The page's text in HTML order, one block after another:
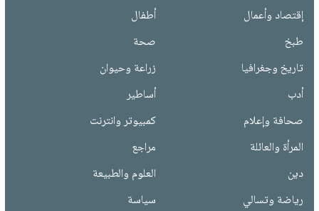
إقتصاد وأعمال
أطفال
طبخ
صحة
تاريخ وجغرافيا
زراعة وحيوان
أدب
أساطير
صحافة وإعلام
كمبيوتر وانترنت
المرأة والعائلة
مراجع
دين
العلوم والطبيعة
رياضة وتسالي
سياسة